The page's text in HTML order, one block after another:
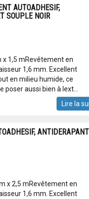
AUTOADHESIF,
SOUPLE NOIR
x 1,5 mRevêtement en
1,6 mm. Excellent
en milieu humide, ce
aussi bien à lext...
Lire la
x 2,5 mRevêtement en
1,6 mm. Excellent